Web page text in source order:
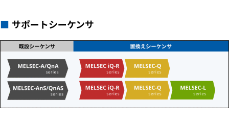
サポートシーケンサ